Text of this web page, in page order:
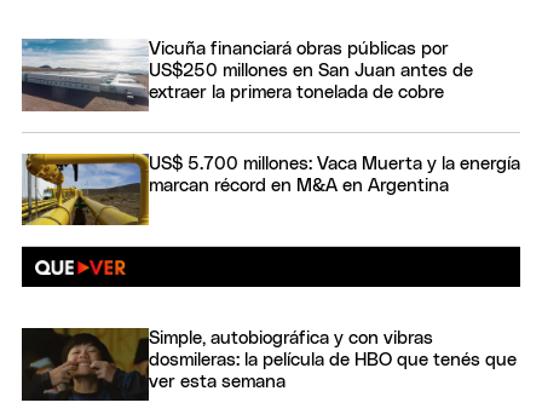
Vicuña financiará obras públicas por
US$250 millones en San Juan antes de
extraer la primera tonelada de cobre
US$ 5.700 millones: Vaca Muerta y la energía
marcan récord en M&A en Argentina
Simple, autobiográfica y con vibras
dosmileras: la película de HBO que tenés que
ver esta semana